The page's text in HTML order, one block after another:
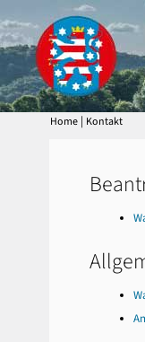
Home | Kontakt